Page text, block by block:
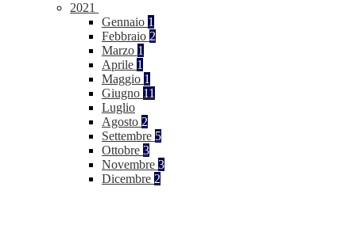
2021
Gennaio 1
Febbraio 2
Marzo 1
Aprile 1
Maggio 1
Giugno 11
Luglio
Agosto 2
Settembre 5
Ottobre 3
Novembre 3
Dicembre 2